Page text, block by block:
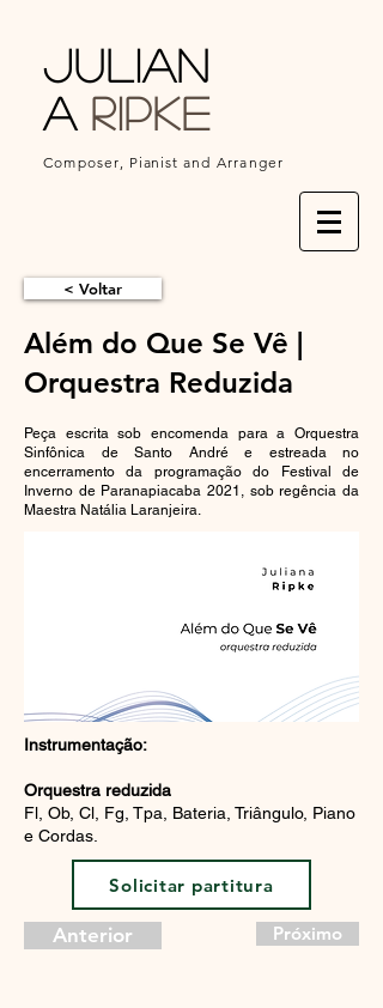
Julian
a Ripke
Composer, Pianist and Arranger
< Voltar
Além do Que Se Vê​​ |
Orquestra Reduzida
Peça escrita sob encomenda para a Orquestra
Sinfônica de Santo André e estreada no
encerramento da programação do Festival de
Inverno de Paranapiacaba 2021, sob regência da
Maestra Natália Laranjeira.
Instrumentação:
Orquestra reduzida
Fl, Ob, Cl, Fg, Tpa, Bateria, Triângulo, Piano
e Cordas.
Solicitar partitura
Anterior Próximo